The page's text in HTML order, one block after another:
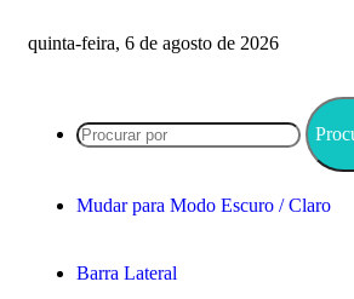
quinta-feira, 6 de agosto de 2026
Mudar para Modo Escuro / Claro
Barra Lateral